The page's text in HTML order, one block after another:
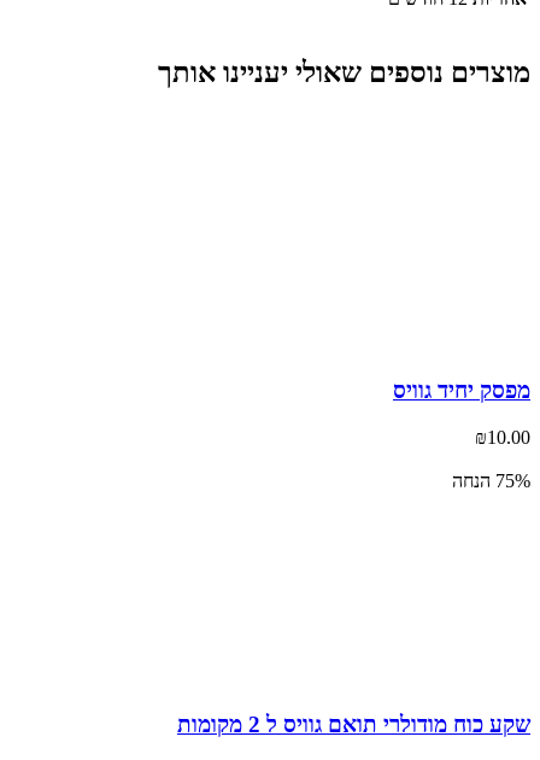
נוספים שאולי יעניינו אותך
יחיד גוויס
₪
כוח מודולרי תואם גוויס ל 2 מקומות